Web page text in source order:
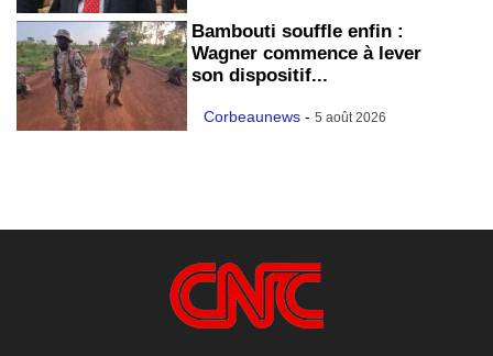
Bambouti souffle enfin :
Wagner commence à lever
son dispositif...
Corbeaunews - 5 août 2026